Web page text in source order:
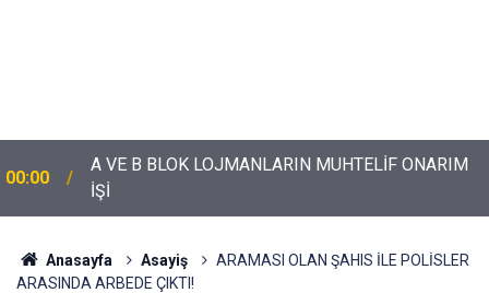
00:00
A VE B BLOK LOJMANLARIN MUHTELİF ONARIM
İŞİ
Anasayfa Asayiş
ARAMASI OLAN ŞAHIS İLE POLİSLER
ARASINDA ARBEDE ÇIKTI!